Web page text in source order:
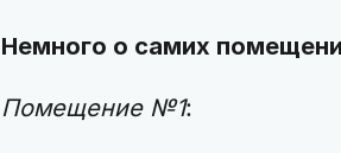
Немного о самих
Помещение №1: